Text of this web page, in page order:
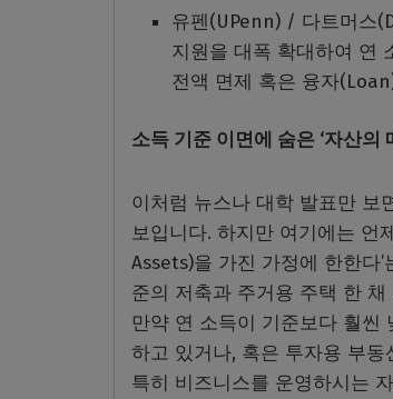
유펜(UPenn) / 다트머스
지원을 대폭 확대하여 연
전액 면제 혹은 융자
소득 기준 이면에 숨은 ‘자산의
이처럼 뉴스나 대학 발표만 보
보입니다. 하지만 여기에는 언
Assets)을 가진 가정에 한한다
준의 저축과 주거용 주택 한
만약 연 소득이 기준보다 훨씬
하고 있거나, 혹은 투자용 부
특히 비즈니스를 운영하시는